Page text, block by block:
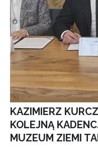
KAZIMIERZ
KOLEJNĄ
MUZEUM ZIEMI